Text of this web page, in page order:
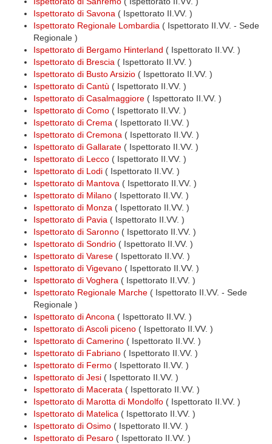
Ispettorato di Savona ( Ispettorato II.VV. )
Ispettorato Regionale Lombardia ( Ispettorato II.VV. - Sede
Regionale )
Ispettorato di Bergamo Hinterland ( Ispettorato II.VV. )
Ispettorato di Brescia ( Ispettorato II.VV. )
Ispettorato di Busto Arsizio ( Ispettorato II.VV. )
Ispettorato di Cantù ( Ispettorato II.VV. )
Ispettorato di Casalmaggiore ( Ispettorato II.VV. )
Ispettorato di Como ( Ispettorato II.VV. )
Ispettorato di Crema ( Ispettorato II.VV. )
Ispettorato di Cremona ( Ispettorato II.VV. )
Ispettorato di Gallarate ( Ispettorato II.VV. )
Ispettorato di Lecco ( Ispettorato II.VV. )
Ispettorato di Lodi ( Ispettorato II.VV. )
Ispettorato di Mantova ( Ispettorato II.VV. )
Ispettorato di Milano ( Ispettorato II.VV. )
Ispettorato di Monza ( Ispettorato II.VV. )
Ispettorato di Pavia ( Ispettorato II.VV. )
Ispettorato di Saronno ( Ispettorato II.VV. )
Ispettorato di Sondrio ( Ispettorato II.VV. )
Ispettorato di Varese ( Ispettorato II.VV. )
Ispettorato di Vigevano ( Ispettorato II.VV. )
Ispettorato di Voghera ( Ispettorato II.VV. )
Ispettorato Regionale Marche ( Ispettorato II.VV. - Sede
Regionale )
Ispettorato di Ancona ( Ispettorato II.VV. )
Ispettorato di Ascoli piceno ( Ispettorato II.VV. )
Ispettorato di Camerino ( Ispettorato II.VV. )
Ispettorato di Fabriano ( Ispettorato II.VV. )
Ispettorato di Fermo ( Ispettorato II.VV. )
Ispettorato di Jesi ( Ispettorato II.VV. )
Ispettorato di Macerata ( Ispettorato II.VV. )
Ispettorato di Marotta di Mondolfo ( Ispettorato II.VV. )
Ispettorato di Matelica ( Ispettorato II.VV. )
Ispettorato di Osimo ( Ispettorato II.VV. )
Ispettorato di Pesaro ( Ispettorato II.VV. )